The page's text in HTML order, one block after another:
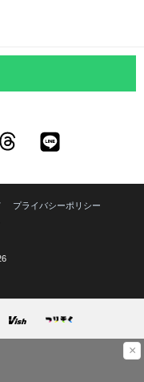
×
プライバシーポリシー